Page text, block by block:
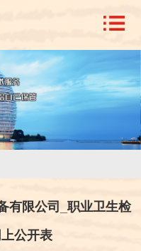
有限公司_职业卫生检
公开表